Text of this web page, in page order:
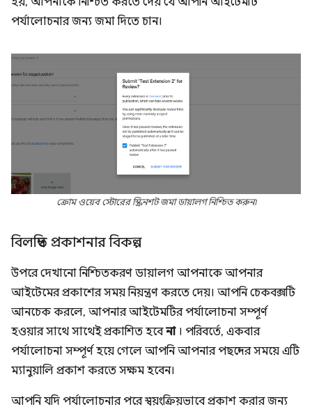
পর্যালোচনার জন্য জমা দিতে চান।
ক্রোম ওয়েব স্টোরের স্ক্রিনশট জমা ডায়ালগ নিশ্চিত করুন৷
বিলম্বিত প্রকাশনার বিকল্প
উপরে দেখানো নিশ্চিতকরণ ডায়ালগ আপনাকে আপনার
আইটেমের প্রকাশের সময় নিয়ন্ত্রণ করতে দেয়। আপনি চেকবক্সটি
আনচেক করলে, আপনার আইটেমটির পর্যালোচনা সম্পূর্ণ
হওয়ার সাথে সাথেই প্রকাশিত হবেনা। পরিবর্তে, একবার
পর্যালোচনা সম্পূর্ণ হয়ে গেলে আপনি আপনার পছন্দের সময়ে এটি
ম্যানুয়ালি প্রকাশ করতে সক্ষম হবেন।
আপনি যদি পর্যালোচনার পরে স্বয়ংক্রিয়ভাবে প্রকাশ করার জন্য